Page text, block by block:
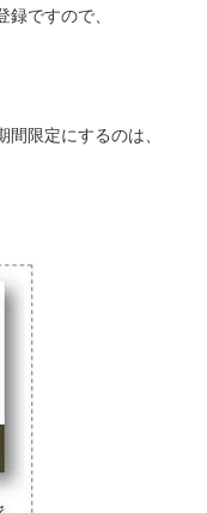
ですので、
限定にするのは、